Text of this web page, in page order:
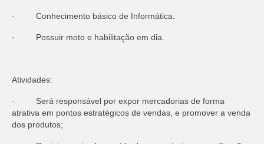
· Conhecimento básico de Informática.
· Possuir moto e habilitação em dia.
Atividades:
· Será responsável por expor mercadorias de forma
atrativa em pontos estratégicos de vendas, e promover a venda
dos produtos;